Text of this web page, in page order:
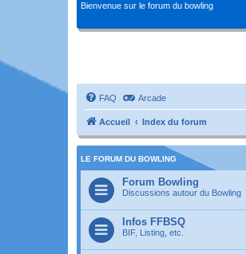
Bienvenue sur le forum du bowling
FAQ Arcade
Accueil Index du forum
LE FORUM DU BOWLING
Forum Bowling
Discussions autour du Bowling
Infos FFBSQ
BIF, Listing, etc.